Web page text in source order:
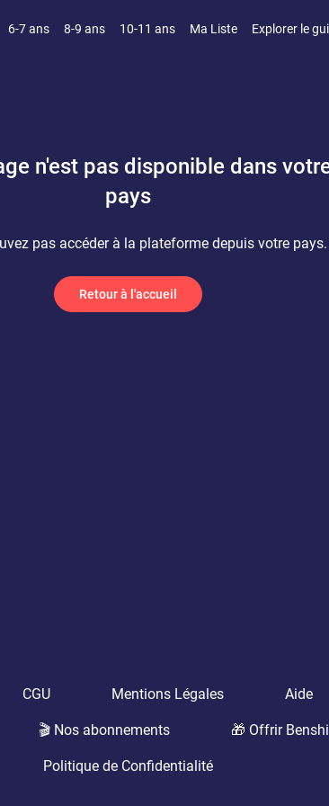
6-7 ans 8-9 ans 10-11 ans Ma Liste Explorer le
n'est pas disponible dans
pays
pas accéder à la plateforme depuis votre pays.
Retour à l'accueil
CGU Mentions Légales Aide
🎬 Nos abonnements 🎁 Offrir Benshi
Politique de Confidentialité